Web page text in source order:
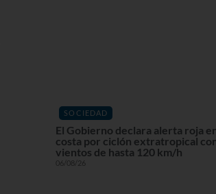
SOCIEDAD
El Gobierno declara alerta roja
costa por ciclón extratropical
vientos de hasta 120 km/h
06/08/26